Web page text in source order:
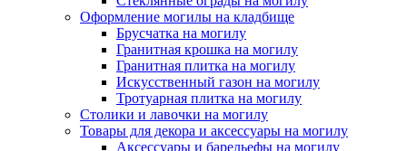
Оформление могилы на кладбище
Брусчатка на могилу
Гранитная крошка на могилу
Гранитная плитка на могилу
Искусственный газон на могилу
Тротуарная плитка на могилу
Столики и лавочки на могилу
Товары для декора и аксессуары на могилу
Аксессуары и барельефы на могилу